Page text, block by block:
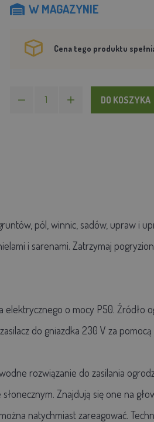
W MAGAZYNIE
Cena tego produktu
DO KOSZYKA
pól, winnic, sadów, upraw i
i sarenami. Zatrzymaj
o mocy P50. Źródło
do gniazdka 230 V za
rozwiązanie do zasilania
Znajdują się one na
natychmiast zareagować.